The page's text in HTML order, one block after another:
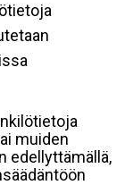
muiden
edellyttämällä,